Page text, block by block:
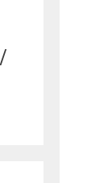
/